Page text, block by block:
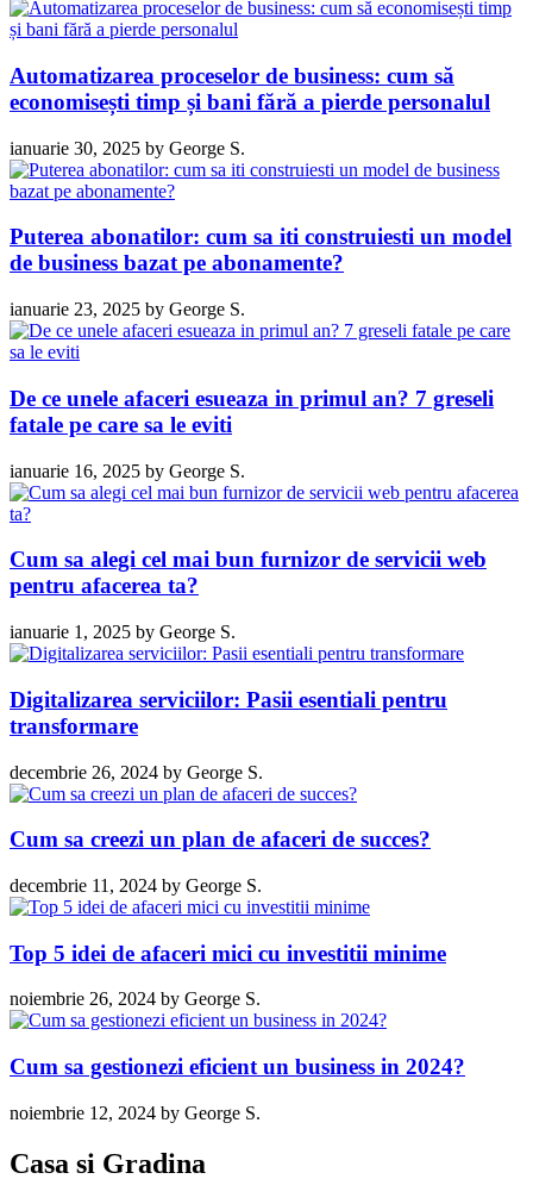
Automatizarea proceselor de business: cum să
economisești timp și bani fără a pierde personalul
ianuarie 30, 2025 by George S.
Puterea abonatilor: cum sa iti construiesti un model
de business bazat pe abonamente?
ianuarie 23, 2025 by George S.
De ce unele afaceri esueaza in primul an? 7 greseli
fatale pe care sa le eviti
ianuarie 16, 2025 by George S.
Cum sa alegi cel mai bun furnizor de servicii web
pentru afacerea ta?
ianuarie 1, 2025 by George S.
Digitalizarea serviciilor: Pasii esentiali pentru
transformare
decembrie 26, 2024 by George S.
Cum sa creezi un plan de afaceri de succes?
decembrie 11, 2024 by George S.
Top 5 idei de afaceri mici cu investitii minime
noiembrie 26, 2024 by George S.
Cum sa gestionezi eficient un business in 2024?
noiembrie 12, 2024 by George S.
Casa si Gradina